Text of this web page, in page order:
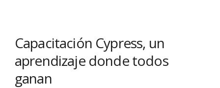
Capacitación Cypress, un
aprendizaje donde todos
ganan